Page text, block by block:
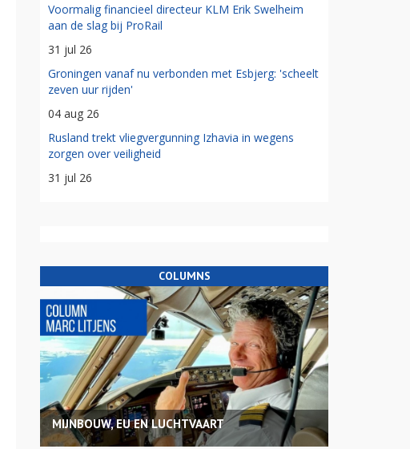
Voormalig financieel directeur KLM Erik Swelheim
aan de slag bij ProRail
31 jul 26
Groningen vanaf nu verbonden met Esbjerg: 'scheelt
zeven uur rijden'
04 aug 26
Rusland trekt vliegvergunning Izhavia in wegens
zorgen over veiligheid
31 jul 26
COLUMNS
MIJNBOUW, EU EN LUCHTVAART